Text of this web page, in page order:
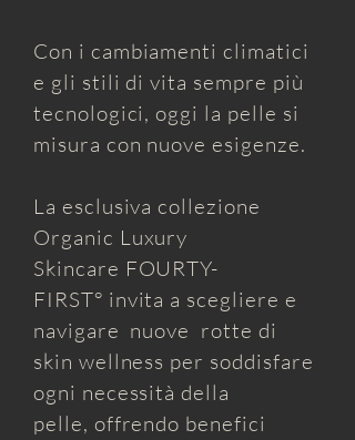
Con i cambiamenti climatici
e gli stili di vita sempre più
tecnologici, oggi la pelle si
misura con nuove esigenze.​
La esclusiva collezione
Organic Luxury
Skincare FOURTY-
FIRST° invita a scegliere e
navigare nuove rotte di
skin wellness per soddisfare
ogni necessità della
pelle, offrendo benefici